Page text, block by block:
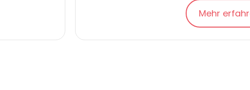
Mehr